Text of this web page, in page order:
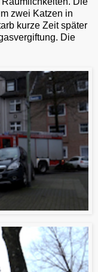
zwei Katzen in
kurze Zeit später
Die